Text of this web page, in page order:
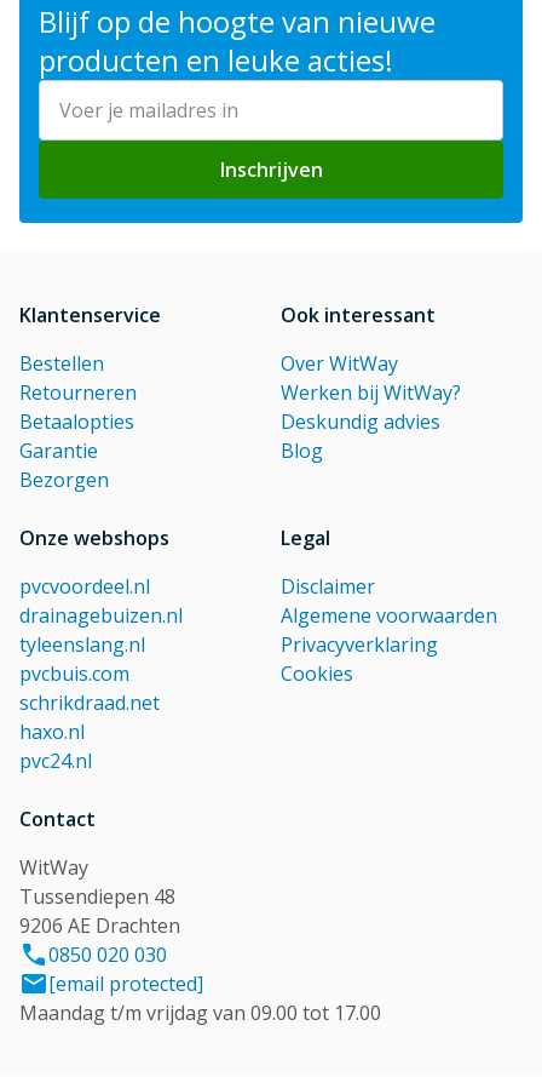
Blijf op de hoogte van nieuwe
producten en leuke acties!
Inschrijven
Klantenservice
Bestellen
Retourneren
Betaalopties
Garantie
Bezorgen
Ook interessant
Over WitWay
Werken bij WitWay?
Deskundig advies
Blog
Onze webshops
pvcvoordeel.nl
drainagebuizen.nl
tyleenslang.nl
pvcbuis.com
schrikdraad.net
haxo.nl
pvc24.nl
Legal
Disclaimer
Algemene voorwaarden
Privacyverklaring
Cookies
Contact
WitWay
Tussendiepen 48
9206 AE Drachten
0850 020 030
[email protected]
Maandag t/m vrijdag van 09.00 tot 17.00